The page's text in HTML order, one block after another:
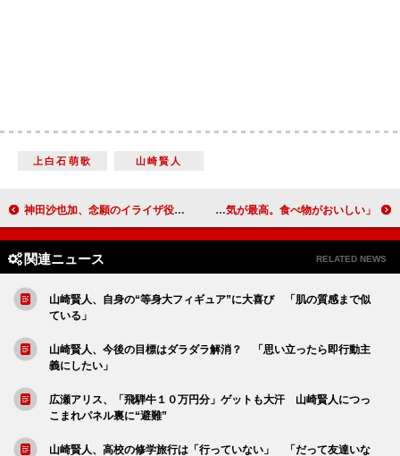
上白石萌歌 山崎賢人
神田沙也加、念願のイライザ役に感激！ 「私がやる意味をちゃんと見つけたい」 カー娘が“オホーツク地域”の魅力を発信！ 「澄んだ空気が最高。食べ物がおいしい」
関連ニュース RELATED NEWS
山崎賢人、自身の“等身大フィギュア”に大喜び 「肌の質感まで似
ている」
山崎賢人、今後の目標はダラダラ解消？ 「思い立ったら即行動主
義にしたい」
広瀬アリス、「飛騨牛１０万円分」ゲットも大汗 山崎賢人につっ
こまれパネル裏に“避難”
山崎賢人、高校の修学旅行は「行っていない」 「だって友達いな